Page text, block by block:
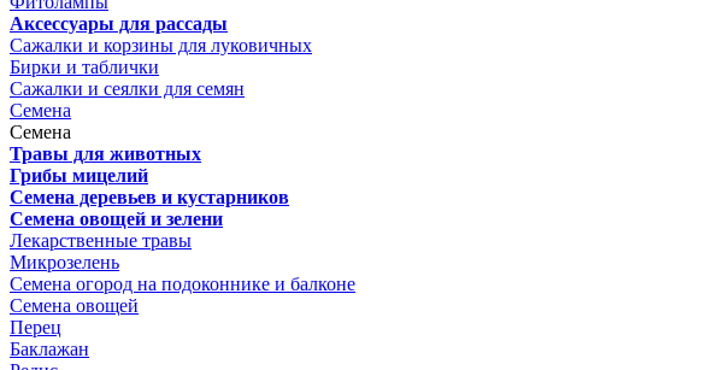
Аксессуары для рассады
Сажалки и корзины для луковичных
Бирки и таблички
Сажалки и сеялки для семян
Семена
Семена
Травы для животных
Грибы мицелий
Семена деревьев и кустарников
Семена овощей и зелени
Лекарственные травы
Микрозелень
Семена огород на подоконнике и балконе
Семена овощей
Перец
Баклажан